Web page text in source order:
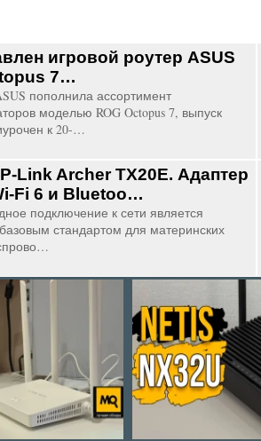
игровой роутер ASUS
7…
пополнила ассортимент
моделью ROG Octopus 7, выпуск
к 20-…
Link Archer TX20E. Адаптер
Fi 6 и Bluetoo…
подключение к сети является
стандартом для материнских